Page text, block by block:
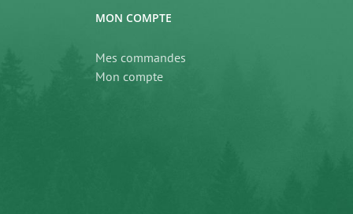
MON COMPTE
Mes commandes
Mon compte